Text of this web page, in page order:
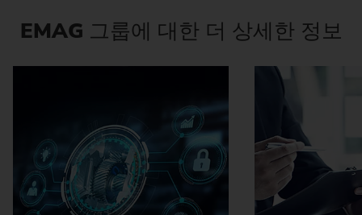
EMAG 그룹에 대한 더 상세한 정보